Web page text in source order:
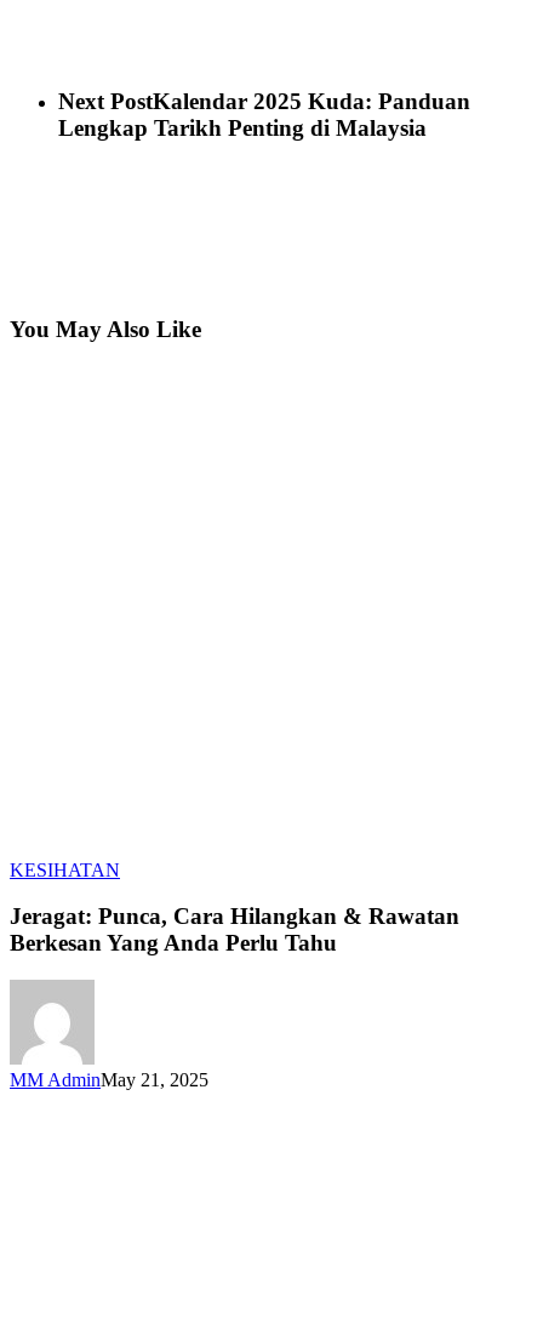
Next PostKalendar 2025 Kuda: Panduan
Lengkap Tarikh Penting di Malaysia
You May Also Like
KESIHATAN
Cara
Hilangkan
&
Tahu
Jeragat: Punca, Cara Hilangkan & Rawatan
Berkesan Yang Anda Perlu Tahu
MM AdminMay 21, 2025